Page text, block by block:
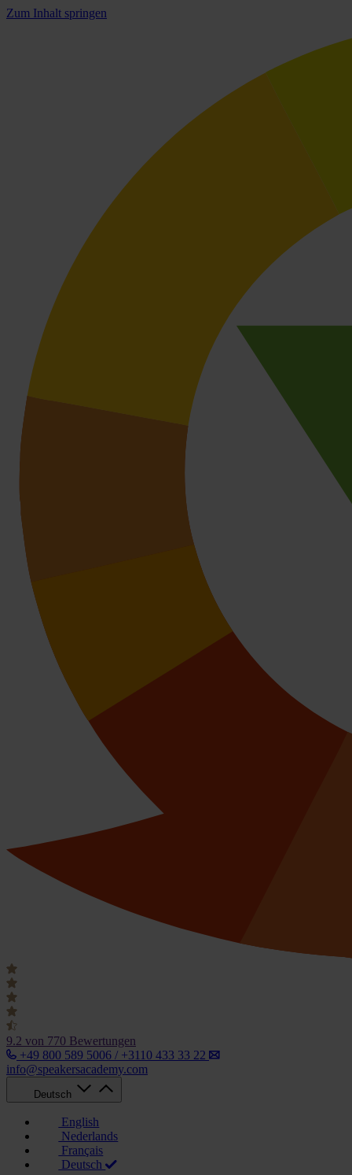
Zum Inhalt springen
9.2 von 770 Bewertungen
+49 800 589 5006 / +3110 433 33 22
info@speakersacademy.com
Deutsch
English
Nederlands
Français
Deutsch